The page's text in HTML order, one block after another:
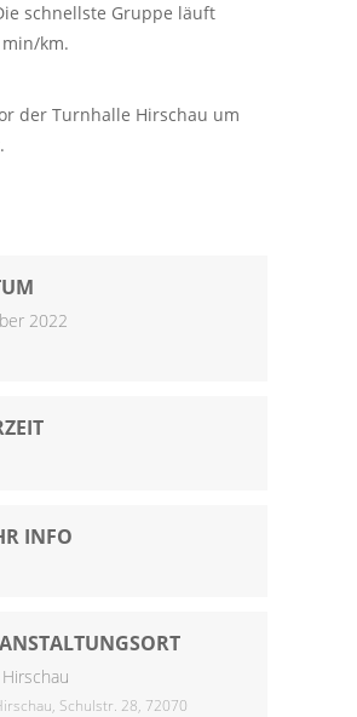
schnellste Gruppe läuft
min/km.
der Turnhalle Hirschau um
2022
INFO
Schulstr. 28, 72070